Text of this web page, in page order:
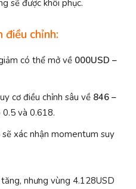
sẽ được khôi phục.
chỉnh:
có thể mở về 000USD –
cơ điều chỉnh sâu về 846 –
và 0.618.
xác nhận momentum suy
nhưng vùng 4.128USD